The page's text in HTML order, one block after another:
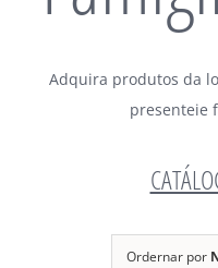
Adquira produtos da
presenteie
Ordernar por